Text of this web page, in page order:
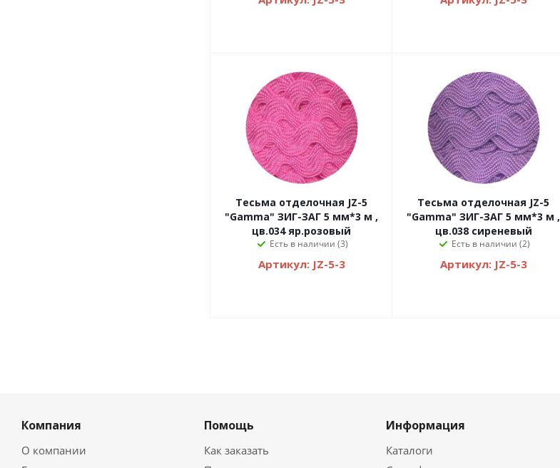
Тесьма отделочная JZ-5
"Gamma" ЗИГ-ЗАГ 5 мм*3 м ,
цв.034 яр.розовый
Есть в наличии (3)
Артикул: JZ-5-3
Тесьма отделочная JZ-5
"Gamma" ЗИГ-ЗАГ 5 мм*3 м ,
цв.038 сиреневый
Есть в наличии (2)
Артикул: JZ-5-3
Компания
О компании
Помощь
Как заказать
Информация
Каталоги